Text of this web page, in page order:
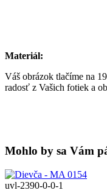
Materiál:
Váš obrázok tlačíme na
radosť z Vašich fotiek a
Mohlo by sa Vám
uvl-2390-0-0-1